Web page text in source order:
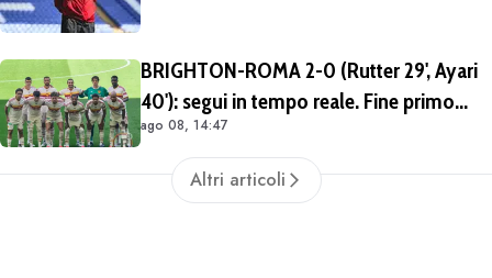
BRIGHTON-ROMA 2-0 (Rutter 29', Ayari
40'): segui in tempo reale. Fine primo
tempo (FOTO e VIDEO)
ago 08, 14:47
Altri articoli